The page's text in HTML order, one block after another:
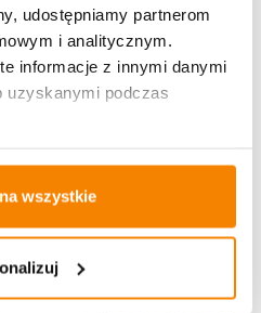
udostępniamy partnerom
i analitycznym.
informacje z innymi danymi
uzyskanymi podczas
wszystkie
sztuczne